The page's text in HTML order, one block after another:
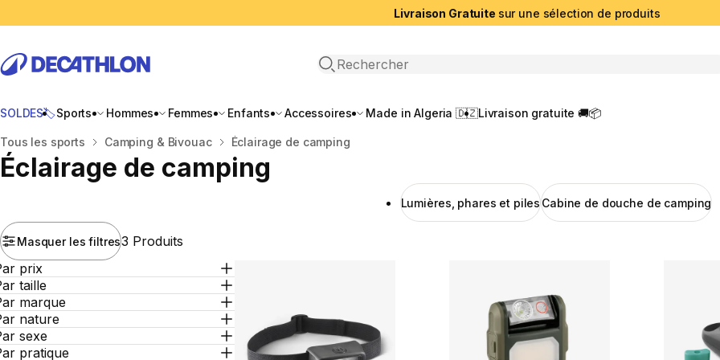
Livraison Gratuite sur une sélection de produits
Recherche ouverte
SOLDES🏷️Sports Hommes Femmes Enfants Accessoires Made in Algeria 🇩🇿Livraison gratuite 🚚📦
Accueil
Tous les sports Camping & Bivouac Éclairage de camping
Éclairage de camping
Lumières, phares et piles Cabine de douche de camping
Masquer les filtres3 Produits
prix
taille
marque
nature
sexe
pratique